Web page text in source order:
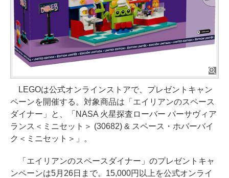
LEGOは公式オンラインストアで、プレゼントキャン
ペーンを開催する。対象商品は「エイリアンのスペース
ダイナー」と、「NASA 火星探査ローバー パーサヴィア
ランス＜ミニセット＞ (30682) & スペース・ホバーバイ
ク＜ミニセット＞」。
「エイリアンのスペースダイナー」のプレゼントキャ
ンペーンは5月26日まで。15,000円以上を公式オンライ